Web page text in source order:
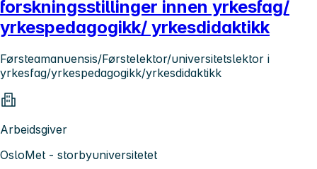
forskningsstillinger innen yrkesfag/
yrkespedagogikk/ yrkesdidaktikk
Førsteamanuensis/Førstelektor/universitetslektor i
yrkesfag/yrkespedagogikk/yrkesdidaktikk
Arbeidsgiver
OsloMet - storbyuniversitetet